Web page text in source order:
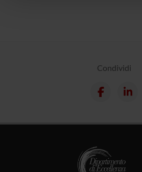
Condividi